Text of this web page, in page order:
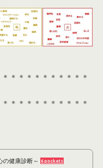
＊＊＊＊＊＊＊＊＊＊
＊＊＊＊＊＊＊＊＊＊
の健康診断～ 6 pockets